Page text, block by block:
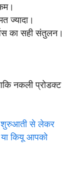
ज्यादा।
का सही संतुलन।
नकली प्रोडक्ट
से लेकर
कियू आपको